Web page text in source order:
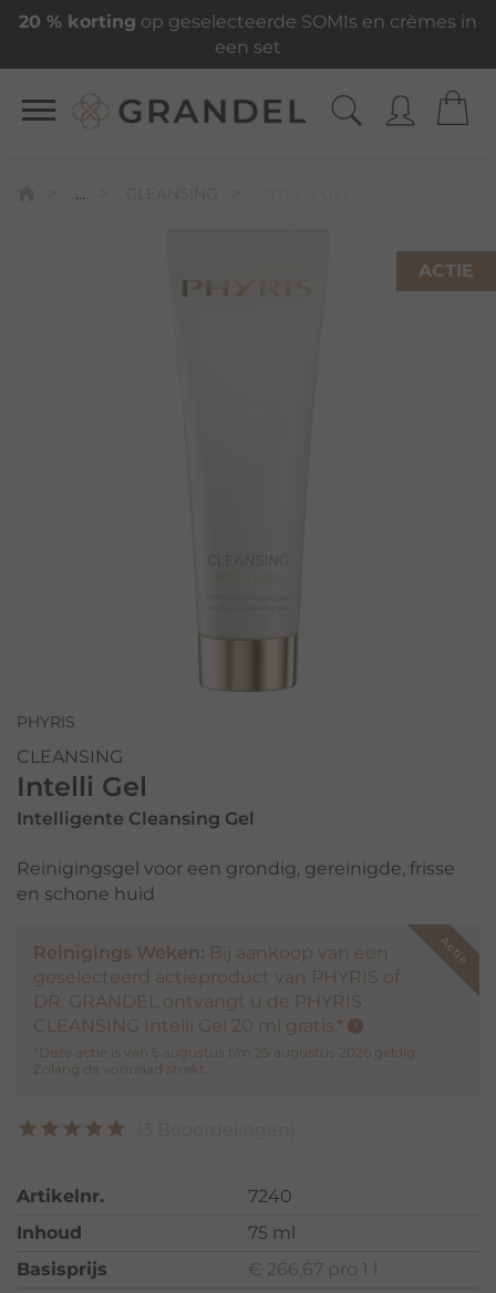
20 % korting op geselecteerde SOMIs en crèmes in
een set
...
ACTIE
PHYRIS
CLEANSING
Intelli Gel
Intelligente Cleansing Gel
Reinigingsgel voor een grondig, gereinigde, frisse
en schone huid
Reinigings Weken: Bij aankoop van een
geselecteerd actieproduct van PHYRIS of
DR. GRANDEL ontvangt u de PHYRIS
CLEANSING Intelli Gel 20 ml gratis.*
*Deze actie is van 5 augustus t/m 25 augustus 2026 geldig.
Zolang de voorraad strekt.
Artikelnr.
7240
Inhoud
75 ml
Basisprijs
€ 266,67 pro 1 l